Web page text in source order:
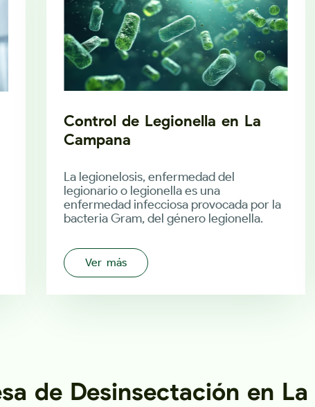
Control de Legionella en La
Campana
La legionelosis, enfermedad del
legionario o legionella es una
enfermedad infecciosa provocada por la
bacteria Gram, del género legionella.
Ver más
de Desinsectación en La